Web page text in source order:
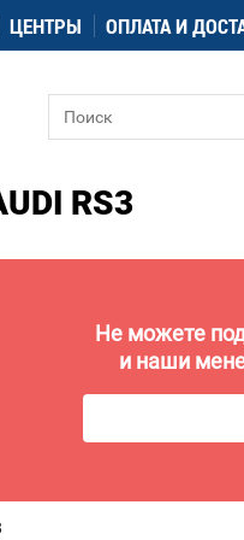
ЦЕНТРЫ ОПЛАТА И
RS3
Не можете
и наши